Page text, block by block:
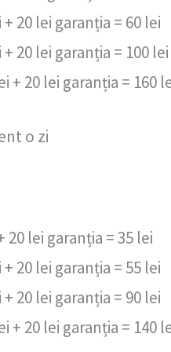
20 lei garanția = 60 lei
20 lei garanția = 100 lei
+ 20 lei garanția = 160
o zi
20 lei garanția = 35 lei
20 lei garanția = 55 lei
20 lei garanția = 90 lei
+ 20 lei garanția = 140